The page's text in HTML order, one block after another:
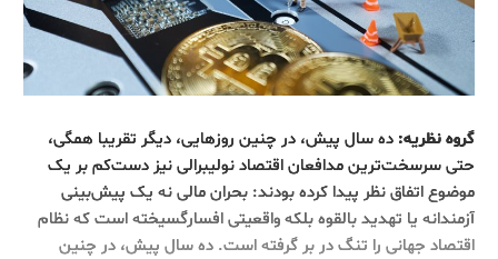
گروه نظریه: ده سال پیش، در چنین روزهایی، دیگر تقریبا همگی،
حتی سرسخت‌ترین مدافعان اقتصاد نولیبرالی نیز دست‌کم بر یک
موضوع اتفاق نظر پیدا کرده بودند: بحران مالی نه یک پیش‌بینی
آزمندانه یا تهدید بالقوه بلکه واقعیتی افسارگسیخته است که نظام
اقتصاد جهانی را تنگ در بر گرفته است. ده سال پیش، در چنین